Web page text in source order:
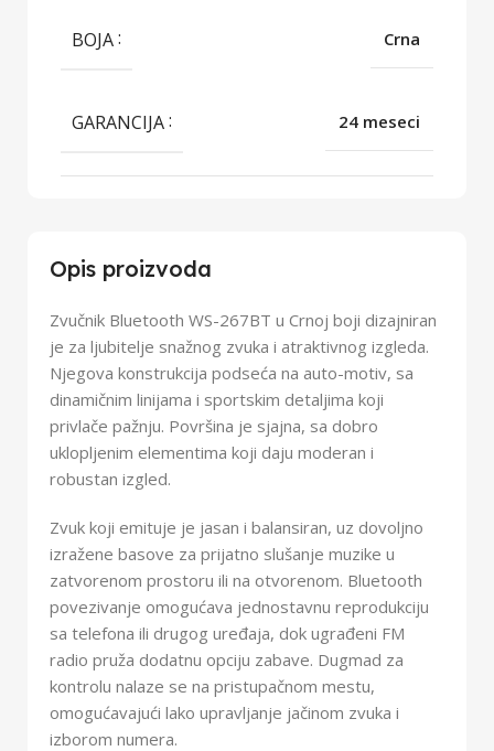
Opis proizvoda
Zvučnik Bluetooth WS-267BT u Crnoj boji dizajniran
je za ljubitelje snažnog zvuka i atraktivnog izgleda.
Njegova konstrukcija podseća na auto-motiv, sa
dinamičnim linijama i sportskim detaljima koji
privlače pažnju. Površina je sjajna, sa dobro
uklopljenim elementima koji daju moderan i
robustan izgled.
Zvuk koji emituje je jasan i balansiran, uz dovoljno
izražene basove za prijatno slušanje muzike u
zatvorenom prostoru ili na otvorenom. Bluetooth
povezivanje omogućava jednostavnu reprodukciju
sa telefona ili drugog uređaja, dok ugrađeni FM
radio pruža dodatnu opciju zabave. Dugmad za
kontrolu nalaze se na pristupačnom mestu,
omogućavajući lako upravljanje jačinom zvuka i
izborom numera.
BOJA Crna
GARANCIJA 24 meseci